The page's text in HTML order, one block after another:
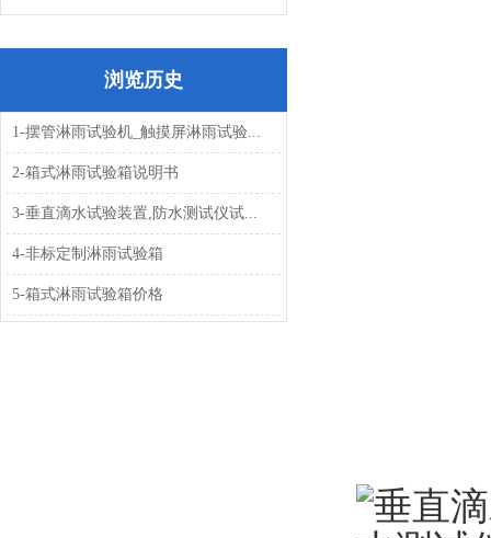
浏览历史
1-摆管淋雨试验机_触摸屏淋雨试验...
2-箱式淋雨试验箱说明书
3-垂直滴水试验装置,防水测试仪试...
4-非标定制淋雨试验箱
5-箱式淋雨试验箱价格